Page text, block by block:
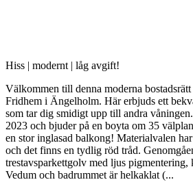
Hiss | modernt | låg avgift!
Välkommen till denna moderna
Fridhem i Ängelholm. Här erbjuds ett
som tar dig smidigt upp till andra
2023 och bjuder på en boyta om 35
en stor inglasad balkong! Materialvalen
och det finns en tydlig röd tråd.
trestavsparkettgolv med ljus
Vedum och badrummet är helkaklat (...